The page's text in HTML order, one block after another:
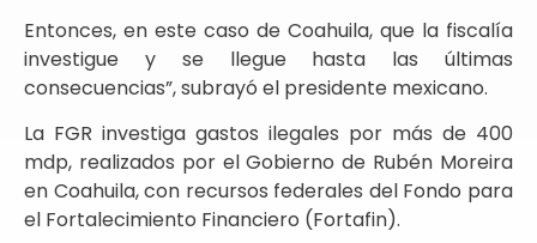
Entonces, en este caso de Coahuila, que la fiscalía
investigue y se llegue hasta las últimas
consecuencias”, subrayó el presidente mexicano.
La FGR investiga gastos ilegales por más de 400
mdp, realizados por el Gobierno de Rubén Moreira
en Coahuila, con recursos federales del Fondo para
el Fortalecimiento Financiero (Fortafin).